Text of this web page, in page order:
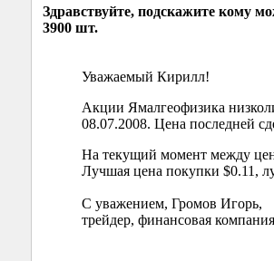
Здравствуйте, подскажите кому
3900 шт.
Уважаемый Кирилл!
Акции Ямалгеофизика
08.07.2008. Цена последней
На текущий момент между
Лучшая цена покупки $0.11,
С уважением, Громов Игорь,
трейдер, финансовая